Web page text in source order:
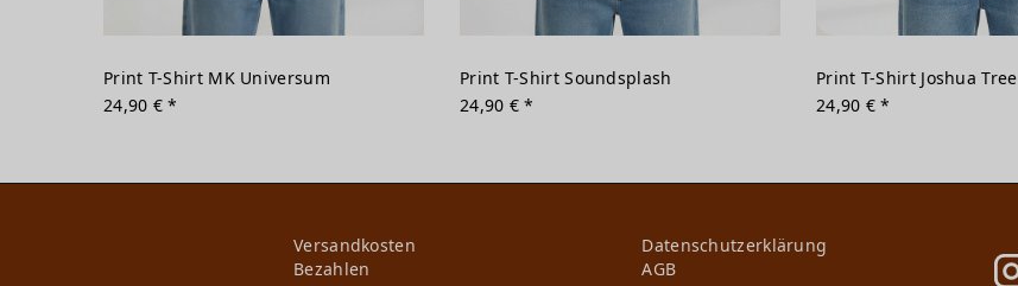
Print T-Shirt MK Universum
24,90 € *
Print T-Shirt Soundsplash
24,90 € *
Print T-Shirt Joshua Tree
24,90 € *
Versandkosten
Bezahlen
Daten­schutz­erklärung
AGB